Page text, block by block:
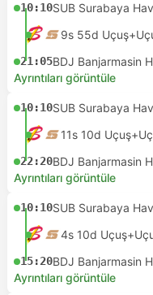
10:10SUB Surabaya
9s 55d
21:05BDJ Banjarmasin
Ayrıntıları görüntüle
10:10SUB Surabaya
11s 10d
22:20BDJ Banjarmasin
Ayrıntıları görüntüle
10:10SUB Surabaya
4s 10d
15:20BDJ Banjarmasin
Ayrıntıları görüntüle